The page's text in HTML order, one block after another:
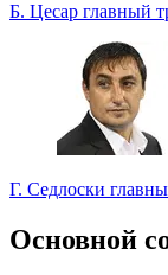
Б. Цесар главный
Г. Седлоски
Основной